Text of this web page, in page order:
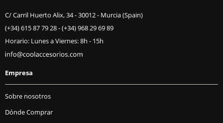
C/ Carril Huerto Alix, 34 - 30012 - Murcia (Spain)
(+34) 615 87 79 28-(+34) 968 29 69 89
Horario: Lunes a Viernes: 8h - 15h
Empresa
Sobre nosotros
Dónde Comprar